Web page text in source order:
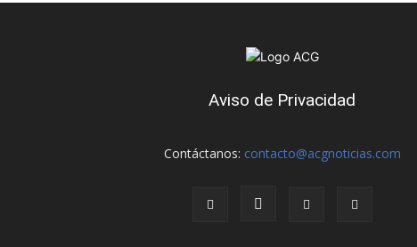
Aviso de Privacidad
Contáctanos: contacto@acgnoticias.com